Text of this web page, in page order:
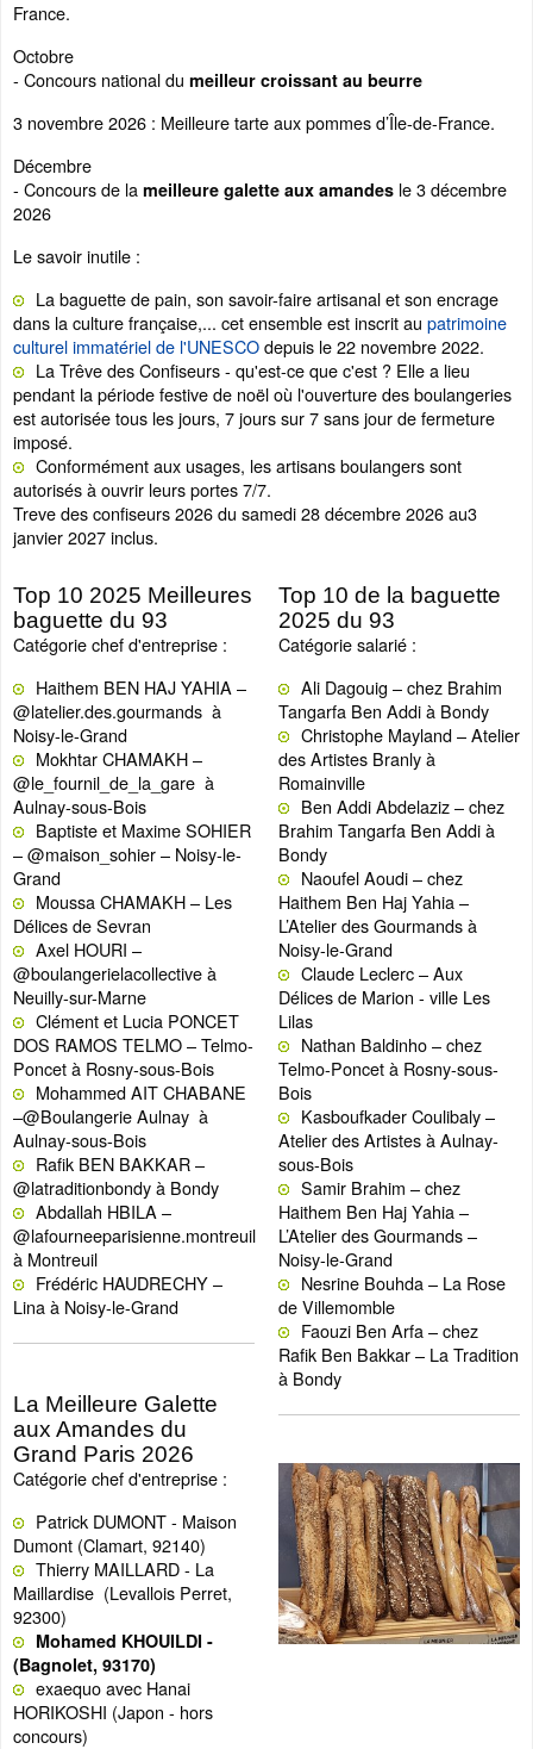
France.
Octobre
- Concours national du meilleur croissant au beurre
3 novembre 2026 : Meilleure tarte aux pommes d’Île-de-France.
Décembre
- Concours de la meilleure galette aux amandes le 3 décembre
2026
Le savoir inutile :
La baguette de pain, son savoir-faire artisanal et son encrage
dans la culture française,... cet ensemble est inscrit au patrimoine
culturel immatériel de l'UNESCOdepuis le 22 novembre 2022.
La Trêve des Confiseurs - qu'est-ce que c'est ? Elle a lieu
pendant la période festive de noël où l'ouverture des boulangeries
est autorisée tous les jours, 7 jours sur 7 sans jour de fermeture
imposé.
Conformément aux usages, les artisans boulangers sont
autorisés à ouvrir leurs portes 7/7.
Treve des confiseurs 2026 du samedi 28 décembre 2026 au3
janvier 2027 inclus.
Top 10 2025 Meilleures
baguette du 93
Catégorie chef d'entreprise :
Haithem BEN HAJ YAHIA –
@latelier.des.gourmands à
Noisy-le-Grand
Mokhtar CHAMAKH –
@le_fournil_de_la_gare à
Aulnay-sous-Bois
Baptiste et Maxime SOHIER
– @maison_sohier – Noisy-le-
Grand
Moussa CHAMAKH – Les
Délices de Sevran
Axel HOURI –
@boulangerielacollective à
Neuilly-sur-Marne
Clément et Lucia PONCET
DOS RAMOS TELMO – Telmo-
Poncet à Rosny-sous-Bois
Mohammed AIT CHABANE
–@Boulangerie Aulnay à
Aulnay-sous-Bois
Rafik BEN BAKKAR –
@latraditionbondy à Bondy
Abdallah HBILA –
@lafourneeparisienne.montreuil
à Montreuil
Frédéric HAUDRECHY –
Lina à Noisy-le-Grand
La Meilleure Galette
aux Amandes du
Grand Paris 2026
Catégorie chef d'entreprise :
Patrick DUMONT - Maison
Dumont (Clamart, 92140)
Thierry MAILLARD - La
Maillardise (Levallois Perret,
92300)
Mohamed KHOUILDI -
(Bagnolet, 93170)
exaequo avec Hanai
HORIKOSHI (Japon - hors
concours)
Top 10 de la baguette
2025 du 93
Catégorie salarié :
Ali Dagouig – chez Brahim
Tangarfa Ben Addi à Bondy
Christophe Mayland – Atelier
des Artistes Branly à
Romainville
Ben Addi Abdelaziz – chez
Brahim Tangarfa Ben Addi à
Bondy
Naoufel Aoudi – chez
Haithem Ben Haj Yahia –
L’Atelier des Gourmands à
Noisy-le-Grand
Claude Leclerc – Aux
Délices de Marion - ville Les
Lilas
Nathan Baldinho – chez
Telmo-Poncet à Rosny-sous-
Bois
Kasboufkader Coulibaly –
Atelier des Artistes à Aulnay-
sous-Bois
Samir Brahim – chez
Haithem Ben Haj Yahia –
L’Atelier des Gourmands –
Noisy-le-Grand
Nesrine Bouhda – La Rose
de Villemomble
Faouzi Ben Arfa – chez
Rafik Ben Bakkar – La Tradition
à Bondy